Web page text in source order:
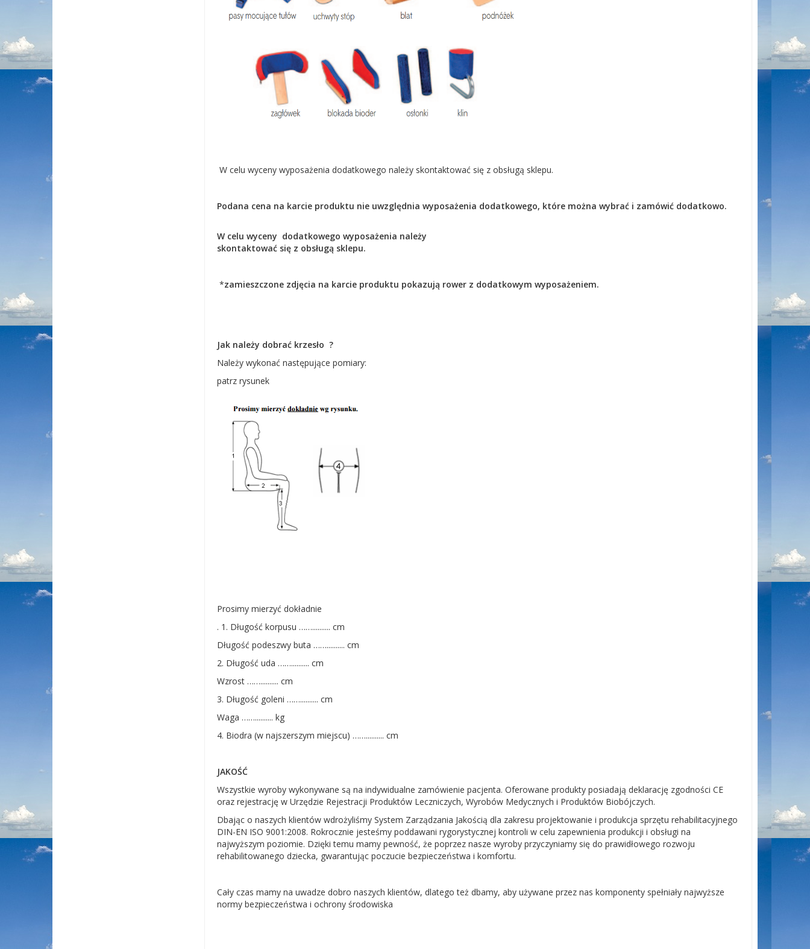
W celu wyceny wyposażenia dodatkowego należy skontaktować się z obsługą sklepu.
Podana cena na karcie produktu nie uwzględnia wyposażenia dodatkowego, które można wybrać i zamówić dodatkowo.
W celu wyceny dodatkowego wyposażenia należy
skontaktować się z obsługą sklepu.
*zamieszczone zdjęcia na karcie produktu pokazują rower z dodatkowym wyposażeniem.
Jak należy dobrać krzesło ?
Należy wykonać następujące pomiary:
patrz rysunek
Prosimy mierzyć dokładnie
. 1. Długość korpusu …….......... cm
Długość podeszwy buta …….......... cm
2. Długość uda …….......... cm
Wzrost …….......... cm
3. Długość goleni …….......... cm
Waga …….......... kg
4. Biodra (w najszerszym miejscu) …….......... cm
JAKOŚĆ
Wszystkie wyroby wykonywane są na indywidualne zamówienie pacjenta. Oferowane produkty posiadają deklarację zgodności CE
oraz rejestrację w Urzędzie Rejestracji Produktów Leczniczych, Wyrobów Medycznych i Produktów Biobójczych.
Dbając o naszych klientów wdrożyliśmy System Zarządzania Jakością dla zakresu projektowanie i produkcja sprzętu rehabilitacyjnego
DIN-EN ISO 9001:2008. Rokrocznie jesteśmy poddawani rygorystycznej kontroli w celu zapewnienia produkcji i obsługi na
najwyższym poziomie. Dzięki temu mamy pewność, że poprzez nasze wyroby przyczyniamy się do prawidłowego rozwoju
rehabilitowanego dziecka, gwarantując poczucie bezpieczeństwa i komfortu.
Cały czas mamy na uwadze dobro naszych klientów, dlatego też dbamy, aby używane przez nas komponenty spełniały najwyższe
normy bezpieczeństwa i ochrony środowiska